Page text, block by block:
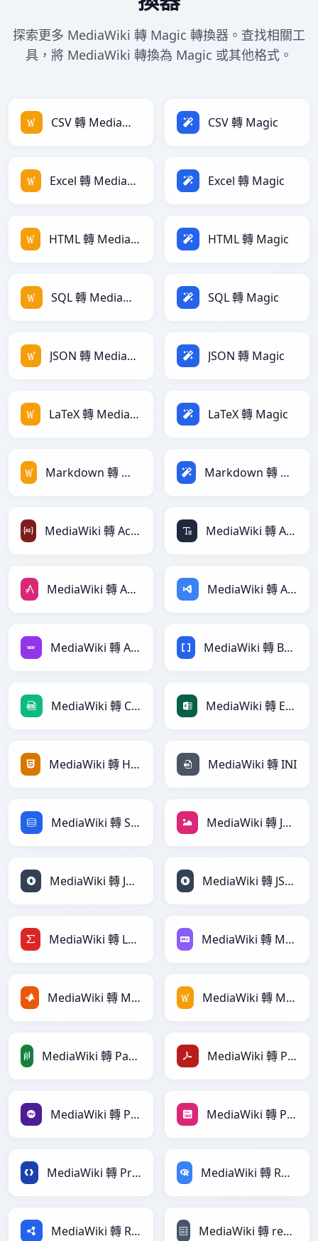
探索更多 MediaWiki 轉 Magic 轉換器。查找相關工
具，將 MediaWiki 轉換為 Magic 或其他格式。
CSV 轉 MediaWiki CSV 轉 Magic
Excel 轉 MediaWiki Excel 轉 Magic
HTML 轉 MediaWiki HTML 轉 Magic
SQL 轉 MediaWiki SQL 轉 Magic
JSON 轉 MediaWiki JSON 轉 Magic
LaTeX 轉 MediaWiki LaTeX 轉 Magic
Markdown 轉 MediaWiki Markdown 轉 Magic
MediaWiki 轉 ActionScript MediaWiki 轉 ASCII
MediaWiki 轉 AsciiDoc MediaWiki 轉 ASP
MediaWiki 轉 Avro MediaWiki 轉 BBCode
MediaWiki 轉 CSV MediaWiki 轉 Excel
MediaWiki 轉 HTML MediaWiki 轉 INI
MediaWiki 轉 SQL MediaWiki 轉 JPEG
MediaWiki 轉 JSON MediaWiki 轉 JSONLines
MediaWiki 轉 LaTeX MediaWiki 轉 Markdown
MediaWiki 轉 MATLAB MediaWiki 轉 MediaWiki
MediaWiki 轉 PandasDataFrame MediaWiki 轉 PDF
MediaWiki 轉 PHP MediaWiki 轉 PNG
MediaWiki 轉 Protobuf MediaWiki 轉 RDataFrame
MediaWiki 轉 RDF MediaWiki 轉 reStructuredText